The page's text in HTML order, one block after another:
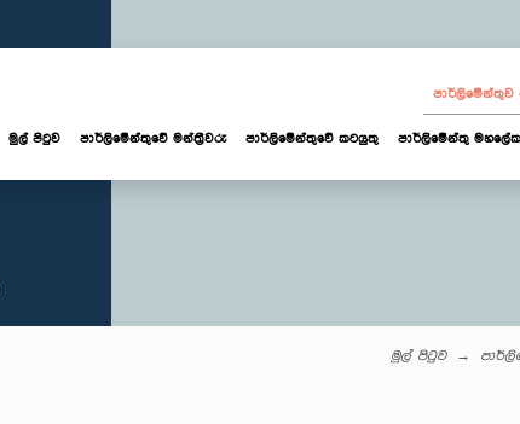
පාර්ලි‌මේන්තුව
මුල් පිටුව පාර්ලි‌මේන්තුවේ මන්ත්‍රීවරු පාර්ලිමේන්තුවේ කටයුතු පාර්ලිමේන්තු
මුල් පිටුව